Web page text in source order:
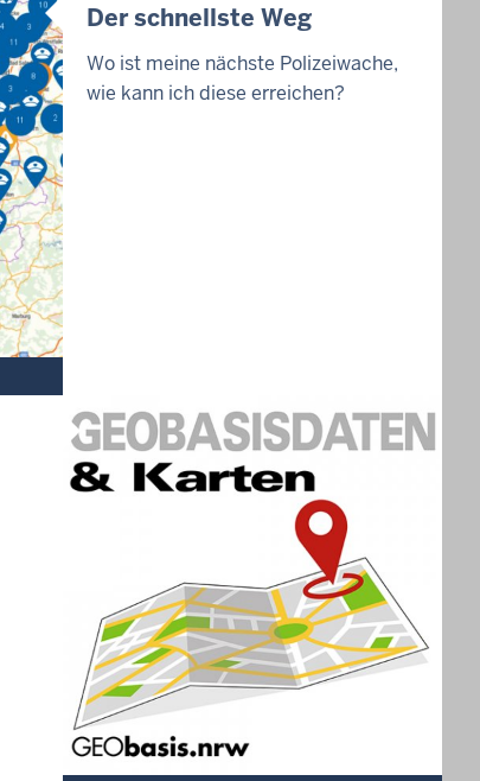
Der schnellste Weg
Wo ist meine nächste Polizeiwache,
wie kann ich diese erreichen?